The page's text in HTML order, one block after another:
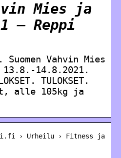
Mies ja
– Reppi
Vahvin Mies
14.8.2021.
TULOKSET.
alle 105kg ja
› Urheilu › Fitness ja